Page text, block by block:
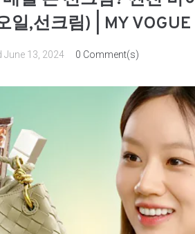
일,선크림) | MY VOGUE
June 13, 2024 0 Comment(s)